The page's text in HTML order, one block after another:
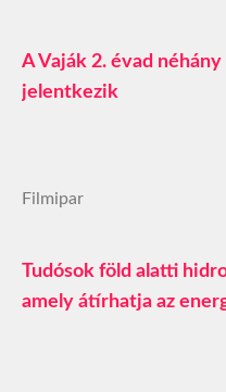
A Vaják 2. évad
jelentkezik
Filmipar
Tudósok föld alatti
amely átírhatja az